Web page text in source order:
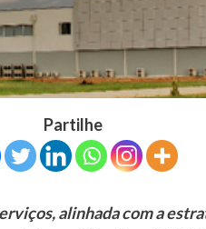
Partilhe
alinhada com a